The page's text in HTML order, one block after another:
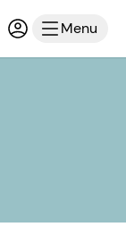
RechercheConnexion
Menu